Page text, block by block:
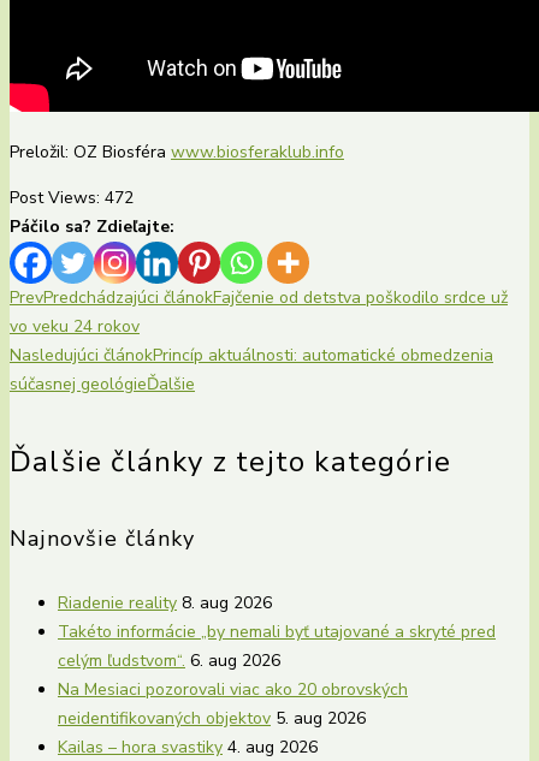
Preložil: OZ Biosféra www.biosferaklub.info
Post Views: 472
Páčilo sa? Zdieľajte:
PrevPredchádzajúci článokFajčenie od detstva poškodilo srdce už
vo veku 24 rokov
Nasledujúci článokPrincíp aktuálnosti: automatické obmedzenia
súčasnej geológieĎalšie
Ďalšie články z tejto kategórie
Najnovšie články
Riadenie reality 8. aug 2026
Takéto informácie „by nemali byť utajované a skryté pred
celým ľudstvom“. 6. aug 2026
Na Mesiaci pozorovali viac ako 20 obrovských
neidentifikovaných objektov 5. aug 2026
Kailas – hora svastiky 4. aug 2026